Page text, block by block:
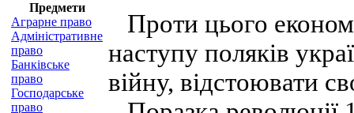
Предмети
Аграрне право
Адміністративне
право
Банківське
право
Господарське
право
Проти цього
наступу поляків
війну, відстоювати